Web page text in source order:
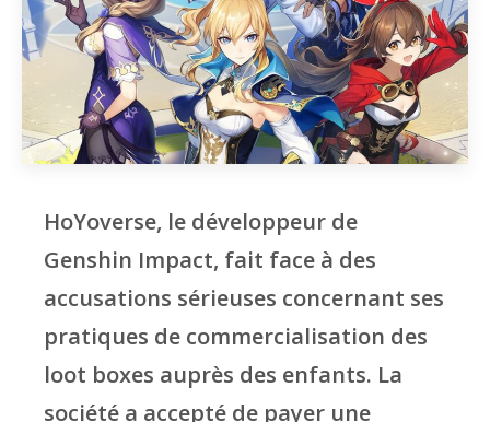
HoYoverse, le développeur de
Genshin Impact, fait face à des
accusations sérieuses concernant ses
pratiques de commercialisation des
loot boxes auprès des enfants. La
société a accepté de payer une